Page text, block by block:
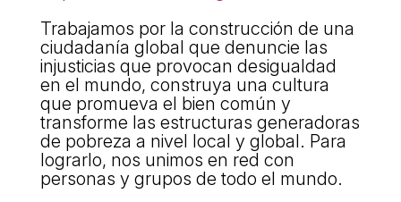
Trabajamos por la construcción de una
ciudadanía global que denuncie las
injusticias que provocan desigualdad
en el mundo, construya una cultura
que promueva el bien común y
transforme las estructuras generadoras
de pobreza a nivel local y global. Para
lograrlo, nos unimos en red con
personas y grupos de todo el mundo.
CASES DE COLÒNIES
ACCIÓ SOCIAL I JOVES
ESPLAIS